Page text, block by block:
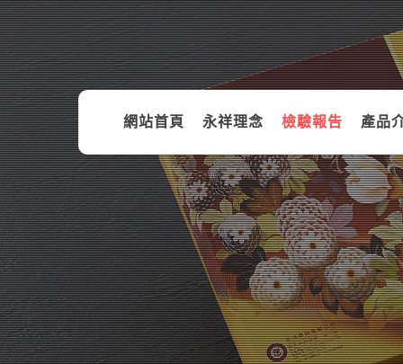
網站首頁 永祥理念 檢驗報告 產品